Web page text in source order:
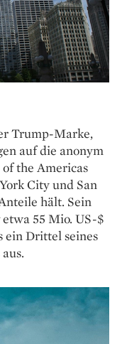
Trump-Marke,
auf die anonym
the Americas
City und San
hält. Sein
55 Mio. US-$
ein Drittel seines